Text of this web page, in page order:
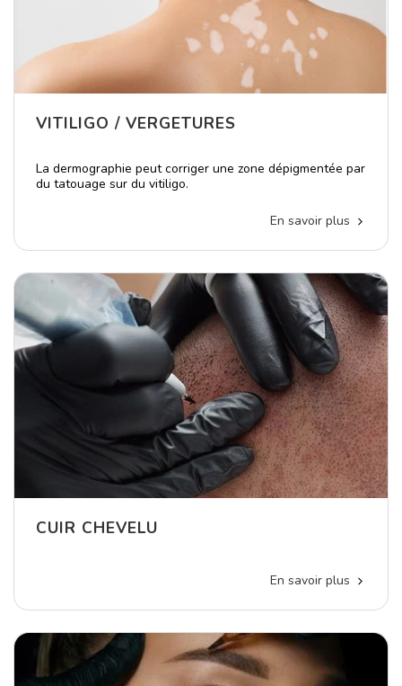
VITILIGO / VERGETURES
La dermographie peut corriger une zone dépigmentée par
du tatouage sur du vitiligo.
En savoir plus
CUIR CHEVELU
En savoir plus